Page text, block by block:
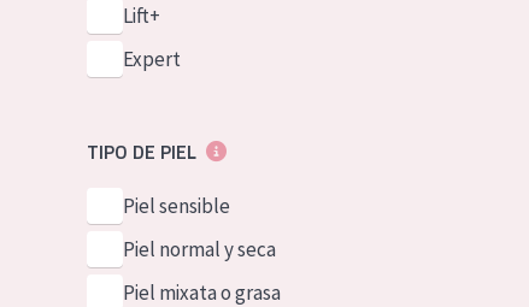
Lift+
Expert
TIPO DE PIEL
Piel sensible
Piel normal y seca
Piel mixata o grasa